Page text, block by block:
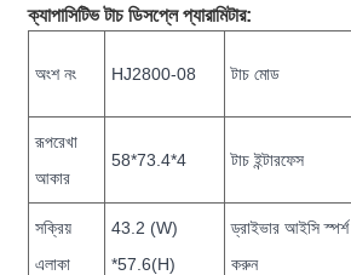
ক্যাপাসিটিভ টাচ ডিসপ্লে প্যারামিটার:
অংশ নং HJ2800-08 টাচ মোড
রূপরেখা
আকার
58*73.4*4 টাচ ইন্টারফেস
সক্রিয়
এলাকা
43.2 (W)
*57.6(H)
ড্রাইভার আইসি স্পর্শ
করুন